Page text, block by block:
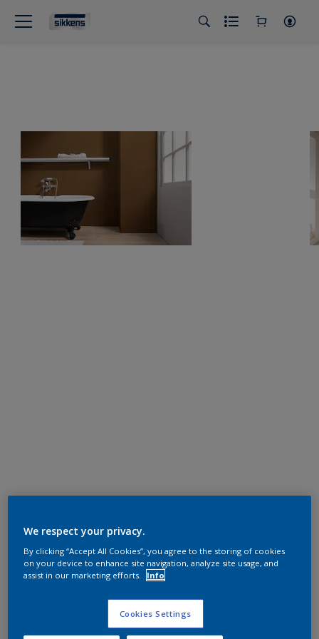
We respect your privacy.
By clicking “Accept All Cookies”, you agree to the storing of cookies
on your device to enhance site navigation, analyze site usage, and
assist in our marketing efforts.
Info
Cookies Settings